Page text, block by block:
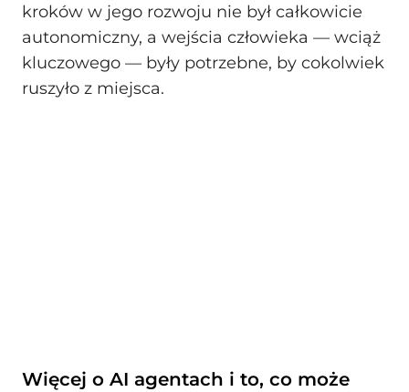
kroków w jego rozwoju nie był całkowicie
autonomiczny, a wejścia człowieka — wciąż
kluczowego — były potrzebne, by cokolwiek
ruszyło z miejsca.
Więcej o AI agentach i to, co może